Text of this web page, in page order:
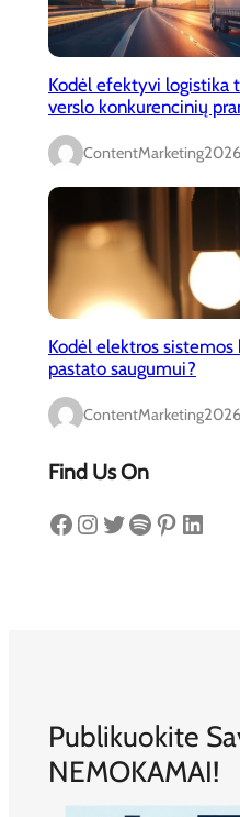
Kodėl efektyvi logistika
verslo konkurencinių
ContentMarketing
Kodėl elektros
pastato saugumui?
ContentMarketing
Find Us On
Facebook Instagram Twitter Spotify Pinterest LinkedIn
Publikuokite
NEMOKAMAI!